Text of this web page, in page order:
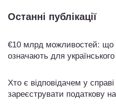
Останні публікації
€10 млрд можливостей: що
означають для українського
Хто є відповідачем у
зареєструвати податкову